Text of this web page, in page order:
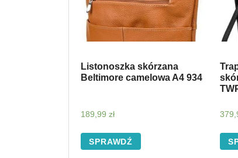
Listonoszka skórzana
Beltimore camelowa A4 934
189,99 zł
SPRAWDŹ